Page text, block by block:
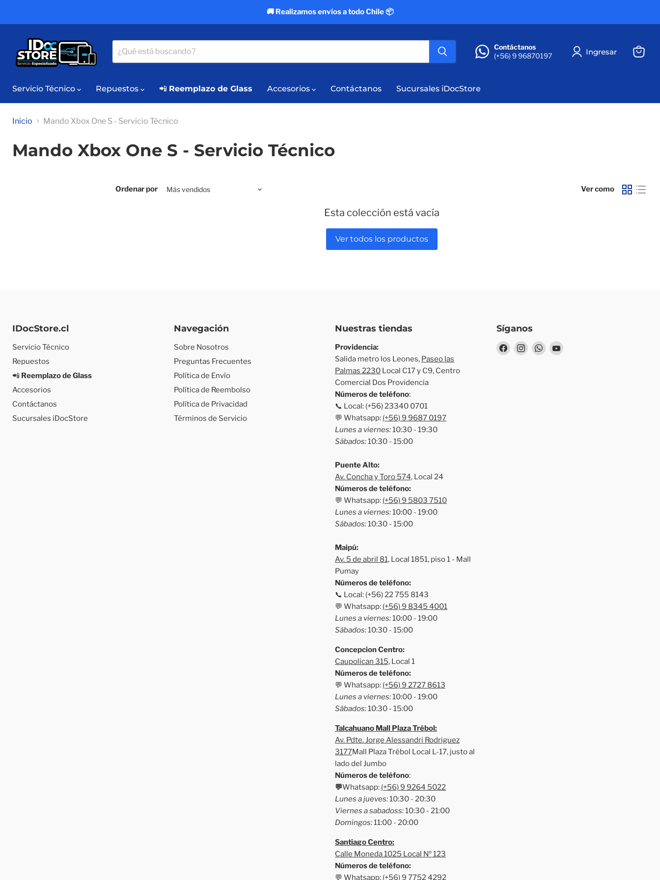
🚚 Realizamos envíos a todo Chile 📦
Contáctanos
(+56) 9 96870197
Ingresar
Servicio Técnico
Repuestos 📲 Reemplazo de Glass Accesorios Contáctanos Sucursales iDocStore
Inicio Mando Xbox One S - Servicio Técnico
Mando Xbox One S - Servicio Técnico
Ordenar por Ver como
Esta colección está vacía
Ver todos los productos
IDocStore.cl
Servicio Técnico
Repuestos
📲 Reemplazo de Glass
Accesorios
Contáctanos
Sucursales iDocStore
Navegación
Sobre Nosotros
Preguntas Frecuentes
Política de Envío
Política de Reembolso
Política de Privacidad
Términos de Servicio
Nuestras tiendas
Providencia:
Salida metro los Leones, Paseo las
Palmas 2230 Local C17 y C9, Centro
Comercial Dos Providencia
Números de teléfono:
📞 Local: (+56) 23340 0701
💬 Whatsapp: (+56) 9 9687 0197
Lunes a viernes:10:30 - 19:30
Sábados:10:30 - 15:00
Puente Alto:
Av. Concha y Toro 574, Local 24
Números de teléfono:
💬 Whatsapp: (+56) 9 5803 7510
Lunes a viernes:10:00 - 19:00
Sábados:10:30 - 15:00
Maipú:
Av. 5 de abril 81, Local 1851, piso 1 - Mall
Pumay
Números de teléfono:
📞 Local: (+56) 22 755 8143
💬 Whatsapp: (+56) 9 8345 4001
Lunes a viernes:10:00 - 19:00
Sábados:10:30 - 15:00
Concepcion Centro:
Caupolican 315, Local 1
Números de teléfono:
💬 Whatsapp: (+56) 9 2727 8613
Lunes a viernes:10:00 - 19:00
Sábados:10:30 - 15:00
Talcahuano Mall Plaza Trébol:
Av. Pdte. Jorge Alessandri Rodriguez
3177Mall Plaza Trébol Local L-17, justo al
lado del Jumbo
Números de teléfono:
💬Whatsapp: (+56) 9 9264 5022
Lunes a jueves:10:30 - 20:30
Viernes a sabadoss:10:30 - 21:00
Domingos:11:00 - 20:00
Santiago Centro:
Calle Moneda 1025 Local Nº 123
Números de teléfono:
💬 Whatsapp: (+56) 9 7752 4292
Síganos
Encuéntrenos
Encuéntrenos
Encuéntrenos
Encuéntrenos